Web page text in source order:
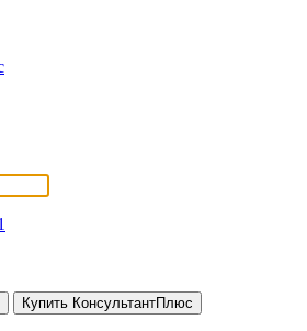
Купить КонсультантПлюс